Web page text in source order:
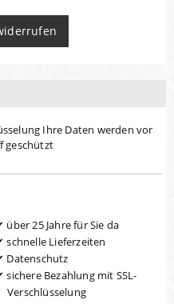
Ihre Daten werden vor
geschützt
über 25 Jahre für Sie da
schnelle Lieferzeiten
Datenschutz
sichere Bezahlung mit SSL-
Verschlüsselung